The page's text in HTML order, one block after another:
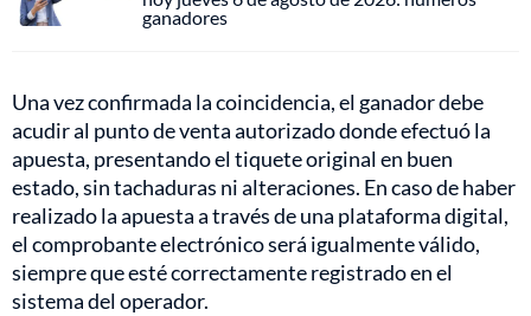
ganadores
Una vez confirmada la coincidencia, el ganador debe
acudir al punto de venta autorizado donde efectuó la
apuesta, presentando el tiquete original en buen
estado, sin tachaduras ni alteraciones. En caso de haber
realizado la apuesta a través de una plataforma digital,
el comprobante electrónico será igualmente válido,
siempre que esté correctamente registrado en el
sistema del operador.